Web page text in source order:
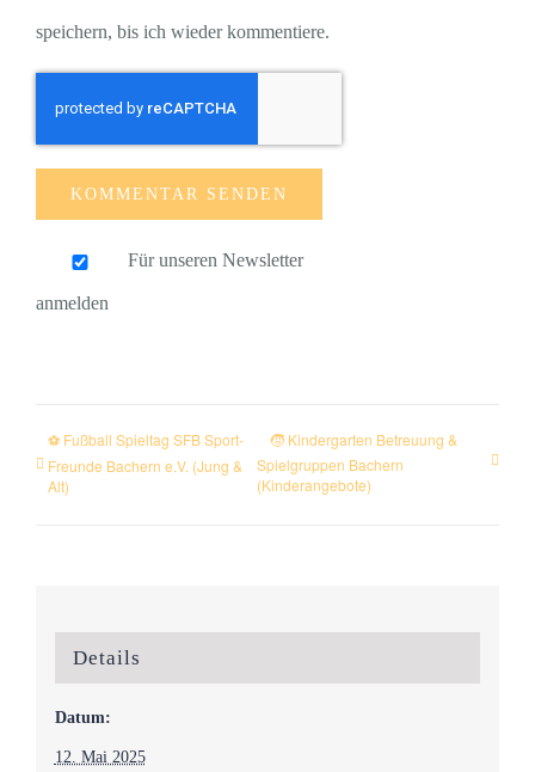
speichern, bis ich wieder kommentiere.
Für unseren Newsletter
anmelden
⚽ Fußball Spieltag SFB Sport-
Freunde Bachern e.V. (Jung &
Alt)
🧒 Kindergarten Betreuung &
Spielgruppen Bachern
(Kinderangebote)
Details
Datum:
12. Mai 2025